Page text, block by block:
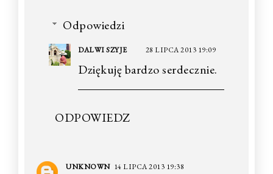
Odpowiedzi
DALWI SZYJE 28 LIPCA 2013 19:09
Dziękuję bardzo serdecznie.
ODPOWIEDZ
UNKNOWN 14 LIPCA 2013 19:38